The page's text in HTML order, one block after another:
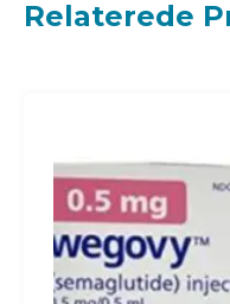
Relaterede